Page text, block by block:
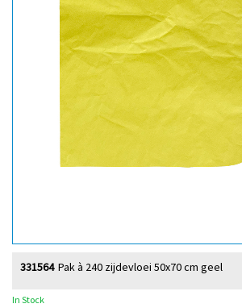
Pak à 240 zijdevloei 50x70 cm geel
331564
In Stock